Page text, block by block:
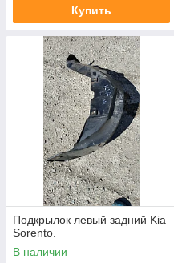
Купить
Подкрылок левый задний Kia
Sorento.
В наличии